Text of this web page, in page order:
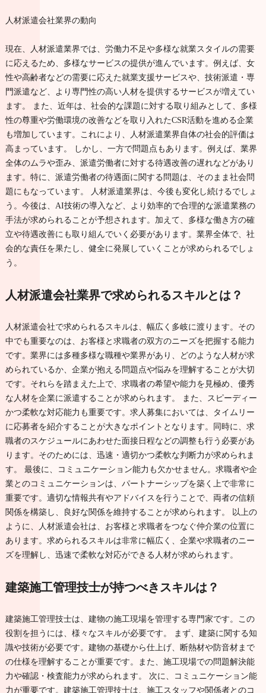
人材派遣会社業界の動向
現在、人材派遣業界では、労働力不足や多様な就業スタイルの需要
に応えるため、多様なサービスの提供が進んでいます。例えば、女
性や高齢者などの需要に応えた就業支援サービスや、技術派遣・専
門派遣など、より専門性の高い人材を提供するサービスが増えてい
ます。 また、近年は、社会的な課題に対する取り組みとして、多様
性の尊重や労働環境の改善などを取り入れたCSR活動を進める企業
も増加しています。これにより、人材派遣業界自体の社会的評価は
高まっています。 しかし、一方で問題点もあります。例えば、業界
全体のムラや歪み、派遣労働者に対する待遇改善の遅れなどがあり
ます。特に、派遣労働者の待遇面に関する問題は、そのまま社会問
題にもなっています。 人材派遣業界は、今後も変化し続けるでしょ
う。今後は、AI技術の導入など、より効率的で合理的な派遣業務の
手法が求められることが予想されます。加えて、多様な働き方の確
立や待遇改善にも取り組んでいく必要があります。業界全体で、社
会的な責任を果たし、健全に発展していくことが求められるでしょ
う。
人材派遣会社業界で求められるスキルとは？
人材派遣会社で求められるスキルは、幅広く多岐に渡ります。その
中でも重要なのは、お客様と求職者の双方のニーズを把握する能力
です。業界には多種多様な職種や業界があり、どのような人材が求
められているか、企業が抱える問題点や悩みを理解することが大切
です。それらを踏まえた上で、求職者の希望や能力を見極め、優秀
な人材を企業に派遣することが求められます。 また、スピーディー
かつ柔軟な対応能力も重要です。求人募集においては、タイムリー
に応募者を紹介することが大きなポイントとなります。同時に、求
職者のスケジュールにあわせた面接日程などの調整も行う必要があ
ります。そのためには、迅速・適切かつ柔軟な判断力が求められま
す。 最後に、コミュニケーション能力も欠かせません。求職者や企
業とのコミュニケーションは、パートナーシップを築く上で非常に
重要です。適切な情報共有やアドバイスを行うことで、両者の信頼
関係を構築し、良好な関係を維持することが求められます。 以上の
ように、人材派遣会社は、お客様と求職者をつなぐ仲介業の位置に
あります。求められるスキルは非常に幅広く、企業や求職者のニー
ズを理解し、迅速で柔軟な対応ができる人材が求められます。
建築施工管理技士が持つべきスキルは？
建築施工管理技士は、建物の施工現場を管理する専門家です。この
役割を担うには、様々なスキルが必要です。 まず、建築に関する知
識や技術が必要です。建物の基礎から仕上げ、断熱材や防音材まで
の仕様を理解することが重要です。また、施工現場での問題解決能
力や確認・検査能力が求められます。 次に、コミュニケーション能
力が重要です。建築施工管理技士は、施工スタッフや関係者とのコ